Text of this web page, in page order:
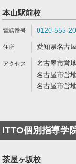
本山駅前校
0120-555-
愛知県名古
名古屋市営
名古屋市営
名古屋市営
ITTO個別指導学
茶屋ヶ坂校